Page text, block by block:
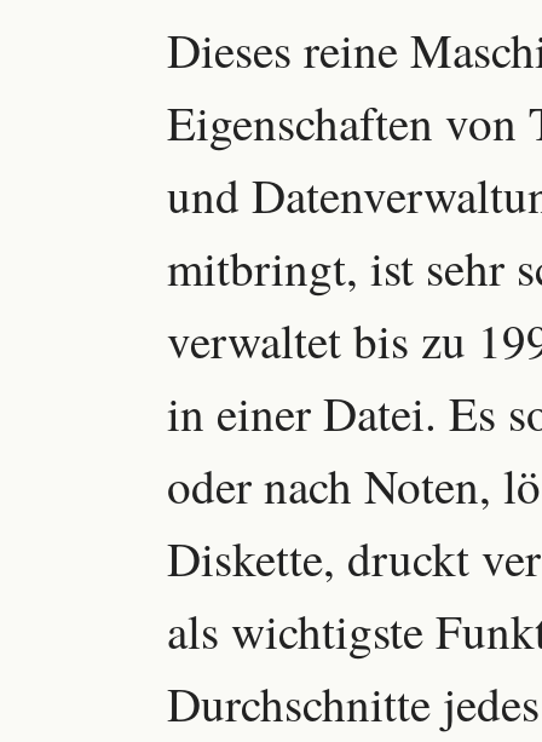
Dieses reine
Eigenschaften
und
mitbringt, ist sehr
verwaltet bis zu
in einer Datei. Es
oder nach Noten,
Diskette, druckt
als wichtigste
Durchschnitte